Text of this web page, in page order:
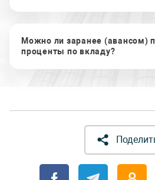
Можно ли заранее (авансом)
проценты по вкладу?